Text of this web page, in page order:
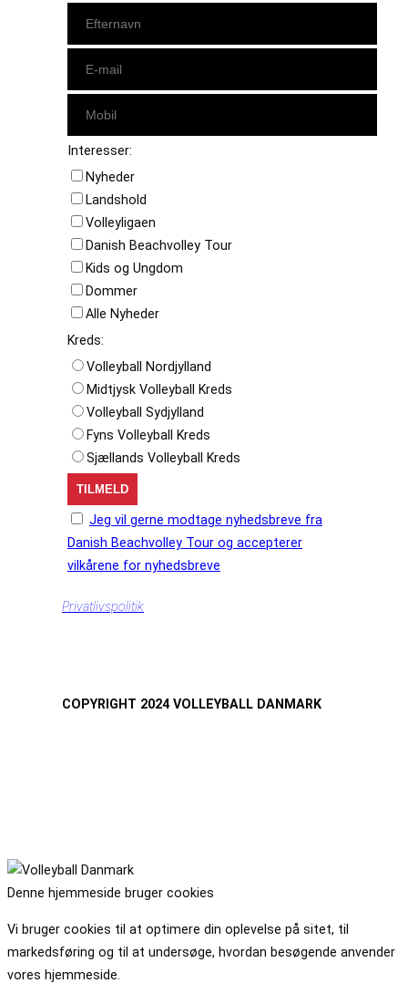
Interesser:
Nyheder
Landshold
Volleyligaen
Danish Beachvolley Tour
Kids og Ungdom
Dommer
Alle Nyheder
Kreds:
Volleyball Nordjylland
Midtjysk Volleyball Kreds
Volleyball Sydjylland
Fyns Volleyball Kreds
Sjællands Volleyball Kreds
Jeg vil gerne modtage nyhedsbreve fra
Danish Beachvolley Tour og accepterer
vilkårene for nyhedsbreve
Privatlivspolitik
COPYRIGHT 2024 VOLLEYBALL DANMARK
Denne hjemmeside bruger cookies
Vi bruger cookies til at optimere din oplevelse på sitet, til
markedsføring og til at undersøge, hvordan besøgende anvender
vores hjemmeside.